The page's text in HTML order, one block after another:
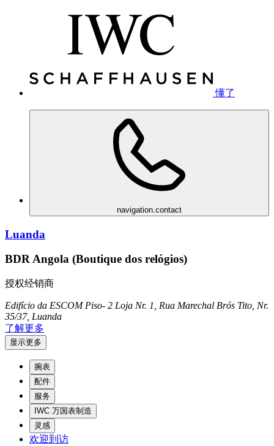
懂了
navigation.contact
Luanda
BDR Angola (Boutique dos relógios)
授权经销商
Edifício da ESCOM Piso- 2 Loja Nr. 1, Rua Marechal Brós Tito, Nr.
35/37, Luanda
了解更多
显示更多
腕表
配件
服务
IWC 万国表制造
灵感
欢迎到访